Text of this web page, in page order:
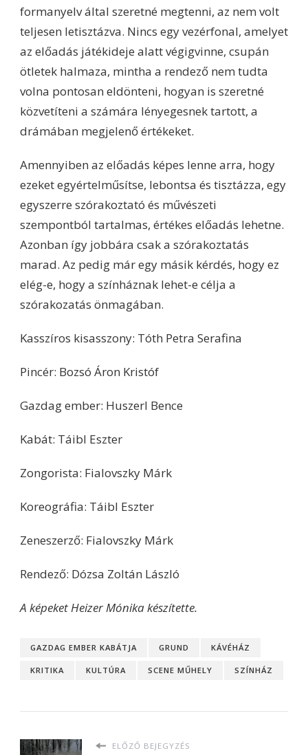
formanyelv által szeretné megtenni, az nem volt
teljesen letisztázva. Nincs egy vezérfonal, amelyet
az előadás játékideje alatt végigvinne, csupán
ötletek halmaza, mintha a rendező nem tudta
volna pontosan eldönteni, hogyan is szeretné
közvetíteni a számára lényegesnek tartott, a
drámában megjelenő értékeket.
Amennyiben az előadás képes lenne arra, hogy
ezeket egyértelműsítse, lebontsa és tisztázza, egy
egyszerre szórakoztató és művészeti
szempontból tartalmas, értékes előadás lehetne.
Azonban így jobbára csak a szórakoztatás
marad. Az pedig már egy másik kérdés, hogy ez
elég-e, hogy a színháznak lehet-e célja a
szórakozatás önmagában.
Kasszíros kisasszony: Tóth Petra Serafina
Pincér: Bozsó Áron Kristóf
Gazdag ember: Huszerl Bence
Kabát: Táibl Eszter
Zongorista: Fialovszky Márk
Koreográfia: Táibl Eszter
Zeneszerző: Fialovszky Márk
Rendező: Dózsa Zoltán László
A képeket Heizer Mónika készítette.
GAZDAG EMBER KABÁTJA GRUND KÁVÉHÁZ
KRITIKA KULTÚRA SCENE MŰHELY SZÍNHÁZ
ELŐZŐ BEJEGYZÉS